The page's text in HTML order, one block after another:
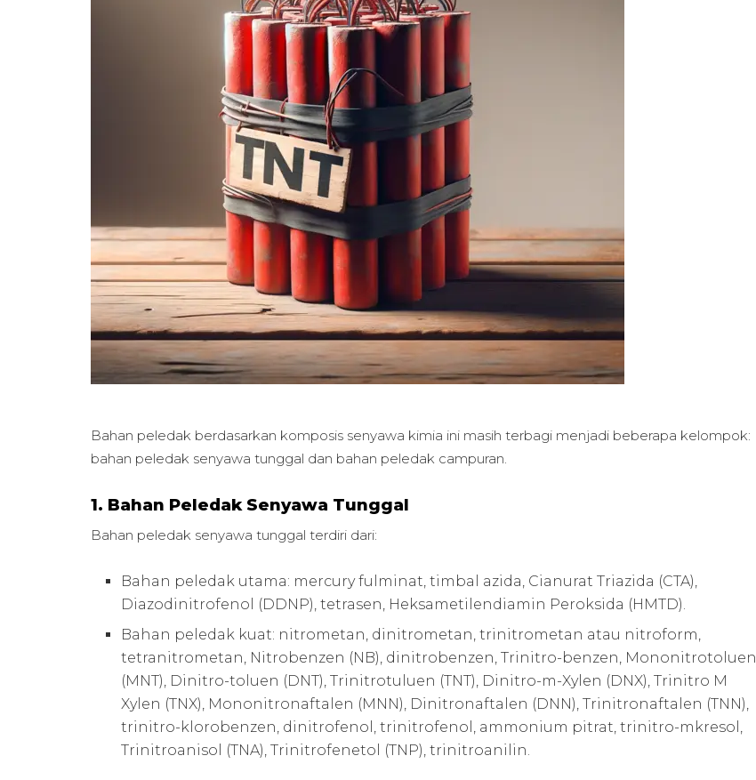
Bahan peledak berdasarkan komposis senyawa kimia ini masih terbagi menjadi beberapa kelompok:
bahan peledak senyawa tunggal dan bahan peledak campuran.
1. Bahan Peledak Senyawa Tunggal
Bahan peledak senyawa tunggal terdiri dari:
Bahan peledak utama: mercury fulminat, timbal azida, Cianurat Triazida (CTA),
Diazodinitrofenol (DDNP), tetrasen, Heksametilendiamin Peroksida (HMTD).
Bahan peledak kuat: nitrometan, dinitrometan, trinitrometan atau nitroform,
tetranitrometan, Nitrobenzen (NB), dinitrobenzen, Trinitro-benzen, Mononitrotoluen
(MNT), Dinitro-toluen (DNT), Trinitrotuluen (TNT), Dinitro-m-Xylen (DNX), Trinitro M
Xylen (TNX), Mononitronaftalen (MNN), Dinitronaftalen (DNN), Trinitronaftalen (TNN),
trinitro-klorobenzen, dinitrofenol, trinitrofenol, ammonium pitrat, trinitro-mkresol,
Trinitroanisol (TNA), Trinitrofenetol (TNP), trinitroanilin.